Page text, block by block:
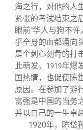
海之行，对他的人
紧张的考试结束之
眼前“华人与狗不许
乎全身的血都涌向
是个刺心刻骨的打
此萌发。
1919年爆
国热情，也促使陈
原因。在参加了游
富强是中国的当务
并以自己的一生卓
1920年，陈岱